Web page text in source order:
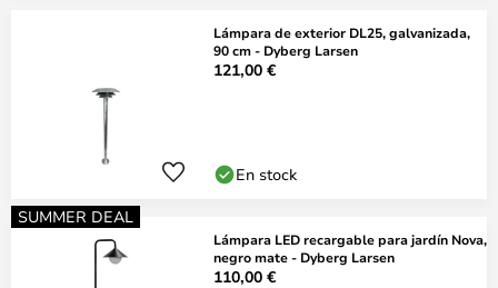
Lámpara de exterior DL25, galvanizada,
90 cm - Dyberg Larsen
121,00 €
En stock
SUMMER DEAL
Lámpara LED recargable para jardín Nova,
negro mate - Dyberg Larsen
110,00 €